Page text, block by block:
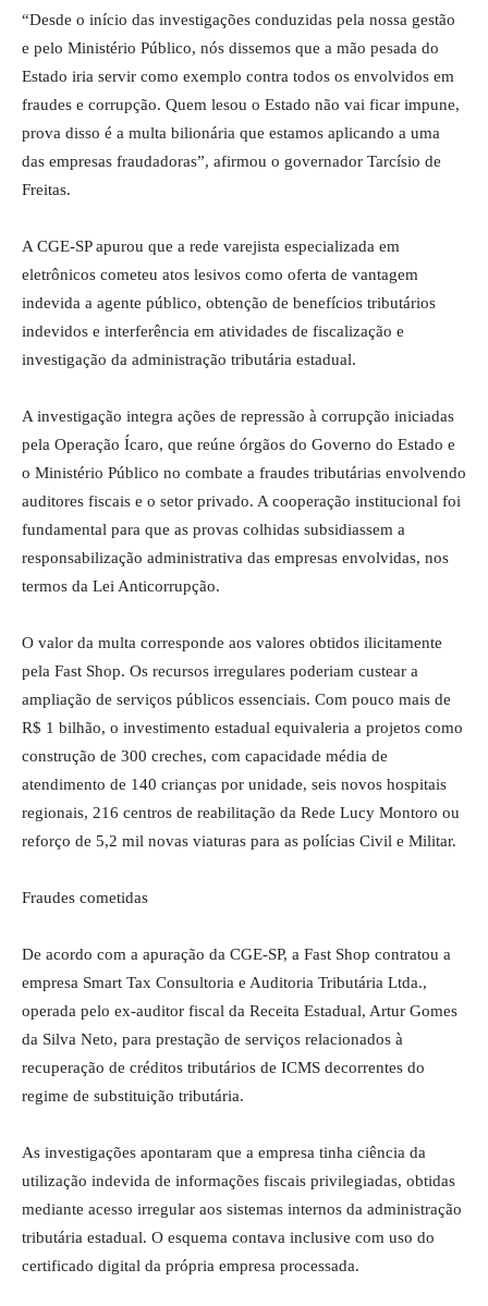
“Desde o início das investigações conduzidas pela nossa gestão
e pelo Ministério Público, nós dissemos que a mão pesada do
Estado iria servir como exemplo contra todos os envolvidos em
fraudes e corrupção. Quem lesou o Estado não vai ficar impune,
prova disso é a multa bilionária que estamos aplicando a uma
das empresas fraudadoras”, afirmou o governador Tarcísio de
Freitas.
A CGE-SP apurou que a rede varejista especializada em
eletrônicos cometeu atos lesivos como oferta de vantagem
indevida a agente público, obtenção de benefícios tributários
indevidos e interferência em atividades de fiscalização e
investigação da administração tributária estadual.
A investigação integra ações de repressão à corrupção iniciadas
pela Operação Ícaro, que reúne órgãos do Governo do Estado e
o Ministério Público no combate a fraudes tributárias envolvendo
auditores fiscais e o setor privado. A cooperação institucional foi
fundamental para que as provas colhidas subsidiassem a
responsabilização administrativa das empresas envolvidas, nos
termos da Lei Anticorrupção.
O valor da multa corresponde aos valores obtidos ilicitamente
pela Fast Shop. Os recursos irregulares poderiam custear a
ampliação de serviços públicos essenciais. Com pouco mais de
R$ 1 bilhão, o investimento estadual equivaleria a projetos como
construção de 300 creches, com capacidade média de
atendimento de 140 crianças por unidade, seis novos hospitais
regionais, 216 centros de reabilitação da Rede Lucy Montoro ou
reforço de 5,2 mil novas viaturas para as polícias Civil e Militar.
Fraudes cometidas
De acordo com a apuração da CGE-SP, a Fast Shop contratou a
empresa Smart Tax Consultoria e Auditoria Tributária Ltda.,
operada pelo ex-auditor fiscal da Receita Estadual, Artur Gomes
da Silva Neto, para prestação de serviços relacionados à
recuperação de créditos tributários de ICMS decorrentes do
regime de substituição tributária.
As investigações apontaram que a empresa tinha ciência da
utilização indevida de informações fiscais privilegiadas, obtidas
mediante acesso irregular aos sistemas internos da administração
tributária estadual. O esquema contava inclusive com uso do
certificado digital da própria empresa processada.